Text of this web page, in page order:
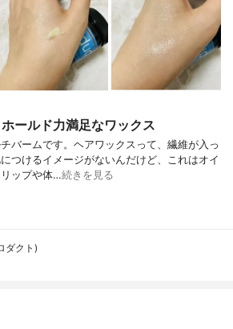
ールド力満足なワックス
バームです。ヘアワックスって、繊維が入っ
つけるイメージがないんだけど、これはオイ
ップや体…続きを見る
ダクト)